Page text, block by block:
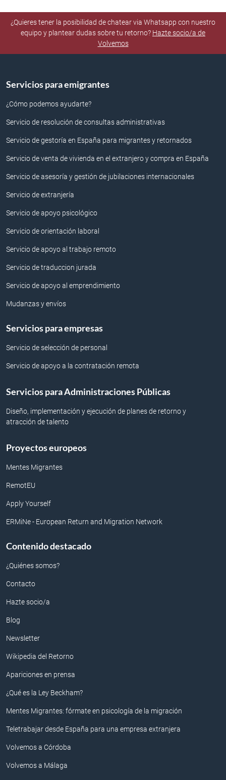
¿Quieres tener la posibilidad de chatear via Whatsapp con nuestro
equipo y plantear dudas sobre tu retorno? Hazte socio/a de
Volvemos
Servicios para emigrantes
¿Cómo podemos ayudarte?
Servicio de resolución de consultas administrativas
Servicio de gestoría en España para migrantes y retornados
Servicio de venta de vivienda en el extranjero y compra en España
Servicio de asesoría y gestión de jubilaciones internacionales
Servicio de extranjería
Servicio de apoyo psicológico
Servicio de orientación laboral
Servicio de apoyo al trabajo remoto
Servicio de traduccion jurada
Servicio de apoyo al emprendimiento
Mudanzas y envíos
Servicios para empresas
Servicio de selección de personal
Servicio de apoyo a la contratación remota
Servicios para Administraciones Públicas
Diseño, implementación y ejecución de planes de retorno y
atracción de talento
Proyectos europeos
Mentes Migrantes
RemotEU
Apply Yourself
ERMiNe - European Return and Migration Network
Contenido destacado
¿Quiénes somos?
Contacto
Hazte socio/a
Blog
Newsletter
Wikipedia del Retorno
Apariciones en prensa
¿Qué es la Ley Beckham?
Mentes Migrantes: fórmate en psicología de la migración
Teletrabajar desde España para una empresa extranjera
Volvemos a Córdoba
Volvemos a Málaga